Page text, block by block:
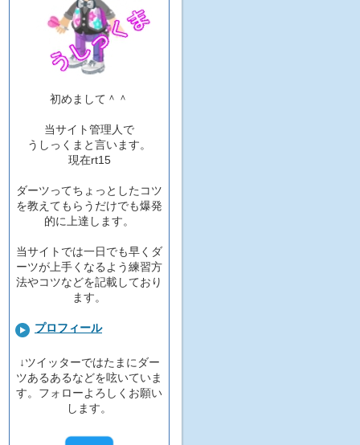
初めまして＾＾
当サイト管理人で
うしっくまと言います。
現在rt15
ダーツってちょっとしたコツ
を教えてもらうだけでも爆発
的に上達します。
当サイトでは一日でも早くダ
ーツが上手くなるよう練習方
法やコツなどを記載しており
ます。
プロフィール
↓ツイッターではたまにダー
ツあるあるなどを呟いていま
す。フォローよろしくお願い
します。